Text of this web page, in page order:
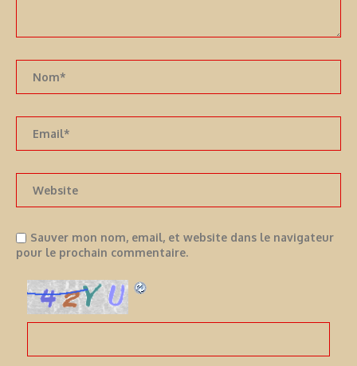
Sauver mon nom, email, et website dans le navigateur
pour le prochain commentaire.